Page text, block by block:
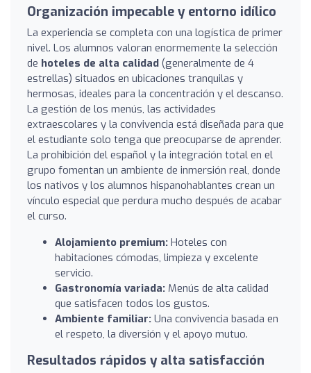
Organización impecable y entorno idílico
La experiencia se completa con una logística de primer
nivel. Los alumnos valoran enormemente la selección
de hoteles de alta calidad (generalmente de 4
estrellas) situados en ubicaciones tranquilas y
hermosas, ideales para la concentración y el descanso.
La gestión de los menús, las actividades
extraescolares y la convivencia está diseñada para que
el estudiante solo tenga que preocuparse de aprender.
La prohibición del español y la integración total en el
grupo fomentan un ambiente de inmersión real, donde
los nativos y los alumnos hispanohablantes crean un
vínculo especial que perdura mucho después de acabar
el curso.
Alojamiento premium: Hoteles con
habitaciones cómodas, limpieza y excelente
servicio.
Gastronomía variada: Menús de alta calidad
que satisfacen todos los gustos.
Ambiente familiar: Una convivencia basada en
el respeto, la diversión y el apoyo mutuo.
Resultados rápidos y alta satisfacción